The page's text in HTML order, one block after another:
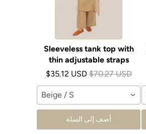
Sleeveless tank top with
thin adjustable straps
$35.12 USD $70.27 USD
Beige / S
أضف إلى السلة